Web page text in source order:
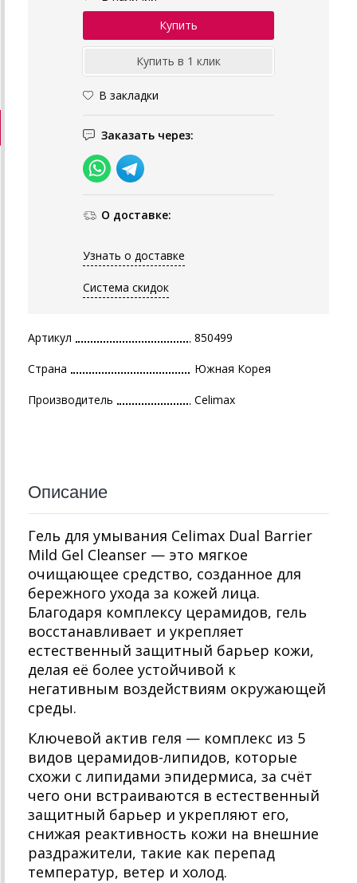
В закладки
Заказать через:
О доставке:
Узнать о доставке
Система скидок
Артикул 850499
Страна Южная Корея
Производитель Celimax
Описание
Гель для умывания Celimax Dual Barrier
Mild Gel Cleanser — это мягкое
очищающее средство, созданное для
бережного ухода за кожей лица.
Благодаря комплексу церамидов, гель
восстанавливает и укрепляет
естественный защитный барьер кожи,
делая её более устойчивой к
негативным воздействиям окружающей
среды.
Ключевой актив геля — комплекс из 5
видов церамидов-липидов, которые
схожи с липидами эпидермиса, за счёт
чего они встраиваются в естественный
защитный барьер и укрепляют его,
снижая реактивность кожи на внешние
раздражители, такие как перепад
температур, ветер и холод.